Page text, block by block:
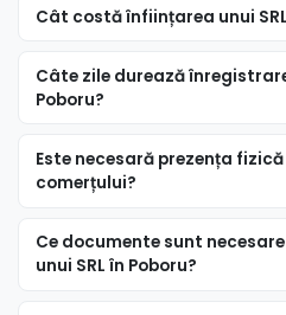
Cât costă înființarea unui
Câte zile durează
Poboru?
Este necesară prezența
comerțului?
Ce documente sunt
unui SRL în Poboru?